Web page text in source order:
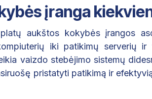
įranga
aukštos kokybės įrangos
iki patikimų serverių ir
vaizdo stebėjimo sistemų
pristatyti patikimą ir